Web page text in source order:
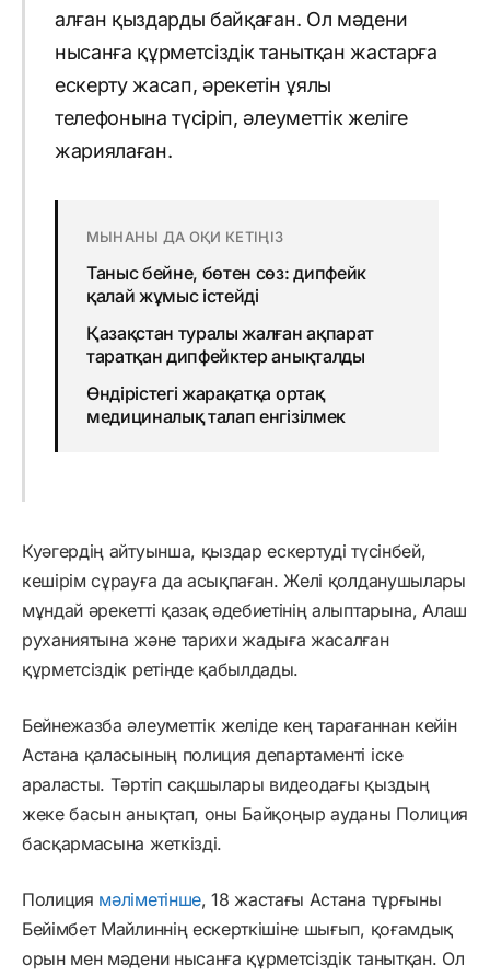
алған қыздарды байқаған. Ол мәдени
нысанға құрметсіздік танытқан жастарға
ескерту жасап, әрекетін ұялы
телефонына түсіріп, әлеуметтік желіге
жариялаған.
МЫНАНЫ ДА ОҚИ КЕТІҢІЗ
Таныс бейне, бөтен сөз: дипфейк
қалай жұмыс істейді
Қазақстан туралы жалған ақпарат
таратқан дипфейктер анықталды
Өндірістегі жарақатқа ортақ
медициналық талап енгізілмек
Куәгердің айтуынша, қыздар ескертуді түсінбей,
кешірім сұрауға да асықпаған. Желі қолданушылары
мұндай әрекетті қазақ әдебиетінің алыптарына, Алаш
руханиятына және тарихи жадыға жасалған
құрметсіздік ретінде қабылдады.
Бейнежазба әлеуметтік желіде кең тарағаннан кейін
Астана қаласының полиция департаменті іске
араласты. Тәртіп сақшылары видеодағы қыздың
жеке басын анықтап, оны Байқоңыр ауданы Полиция
басқармасына жеткізді.
Полиция мәліметінше, 18 жастағы Астана тұрғыны
Бейімбет Майлиннің ескерткішіне шығып, қоғамдық
орын мен мәдени нысанға құрметсіздік танытқан. Ол